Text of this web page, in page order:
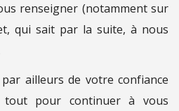
renseigner (notamment sur
qui sait par la suite, à nous
ailleurs de votre confiance
tout pour continuer à vous